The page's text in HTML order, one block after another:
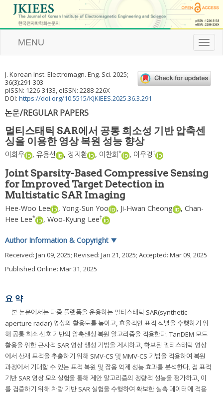
T
o
l
e
g
n
MENU
J. Korean Inst. Electromagn. Eng. Sci. 2025;
36(3):291-303
pISSN: 1226-3133, eISSN: 2288-226X
DOI: https://doi.org/10.5515/KJKIEES.2025.36.3.291
논문/REGULAR PAPERS
멀티스태틱 SAR에서 공통 희소성 기반 압축센
싱을 이용한 영상 복원 성능 향상
이희우 , 유용선 , 정지환 , 이찬희 * , 이우경†
Joint Sparsity-Based Compressive Sensing
for Improved Target Detection in
Multistatic SAR Imaging
Hee-Woo Lee , Yong-Sun Yoo , Ji-Hwan Cheong , Chan-
Hee Lee* , Woo-Kyung Lee†
Author Information & Copyright ▼
Received: Jan 09, 2025; Revised: Jan 21, 2025; Accepted: Mar 09, 2025
Published Online: Mar 31, 2025
요 약
본 논문에서는 다중 플랫폼을 운용하는 멀티스태틱 SAR(synthetic
aperture radar) 영상의 활용도를 높이고, 효율적인 표적 식별을 수행하기 위
해 공통 희소 신호 기반의 압축센싱 복원 알고리즘을 적용한다. TanDEM 모드
활용을 위한 근사적 SAR 영상 생성 기법을 제시하고, 확보된 멀티스태틱 영상
에서 산재 표적을 추출하기 위해 SMV-CS 및 MMV-CS 기법을 적용하여 복원
과정에서 기대할 수 있는 표적 복원 및 잡음 억제 성능 효과를 분석한다. 점 표적
기반 SAR 영상 모의실험을 통해 제안 알고리즘의 정량적 성능을 평가하고, 이
를 검증하기 위해 차량 기반 SAR 실험을 수행하여 확보한 실측 데이터에 적용